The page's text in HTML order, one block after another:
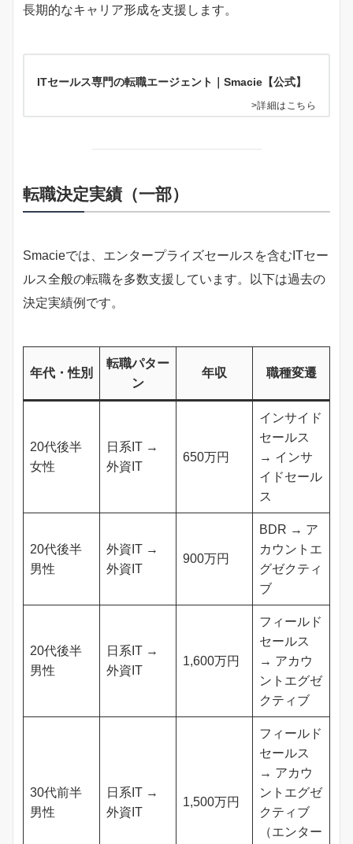
長期的なキャリア形成を支援します。
ITセールス専門の転職エージェント｜Smacie【公式】
>詳細はこちら
転職決定実績（一部）
Smacieでは、エンタープライズセールスを含むITセー
ルス全般の転職を多数支援しています。以下は過去の
決定実績例です。
年代・性別
転職パター
ン
年収 職種変遷
20代後半
女性
日系IT →
外資IT
650万円
インサイド
セールス
→ インサ
イドセール
ス
20代後半
男性
外資IT →
外資IT
900万円
BDR → ア
カウントエ
グゼクティ
ブ
20代後半
男性
日系IT →
外資IT
1,600万円
フィールド
セールス
→ アカウ
ントエグゼ
クティブ
30代前半
男性
日系IT →
外資IT
1,500万円
フィールド
セールス
→ アカウ
ントエグゼ
クティブ
（エンター